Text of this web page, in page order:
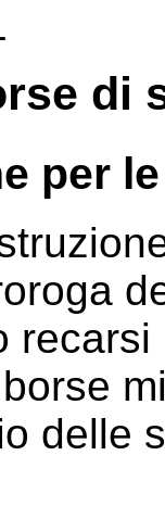
di
per
delle